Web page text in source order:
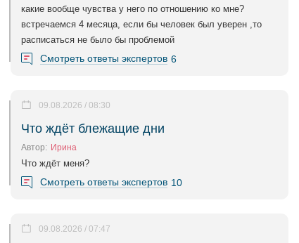
какие вообще чувства у него по отношению ко мне?
встречаемся 4 месяца, если бы человек был уверен ,то
расписаться не было бы проблемой
Смотреть ответы экспертов 6
Что ждёт блежащие дни
09.08.2026 / 08:30
Автор: Ирина
Что ждёт меня?
Смотреть ответы экспертов 10
09.08.2026 / 07:47